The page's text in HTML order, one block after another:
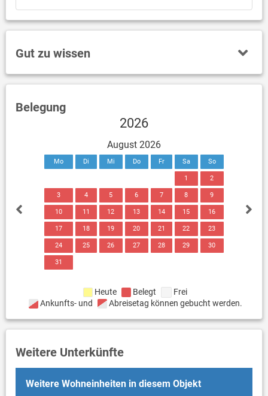
Gut zu wissen
Belegung
2026
August 2026
Mo Di Mi Do Fr Sa So
1 2
3 4 5 6 7 8 9
10 11 12 13 14 15 16
17 18 19 20 21 22 23
24 25 26 27 28 29 30
31
Heute Belegt
Frei
Ankunfts- und
Abreisetag können gebucht werden.
Weitere Unterkünfte
Weitere Wohneinheiten in diesem Objekt